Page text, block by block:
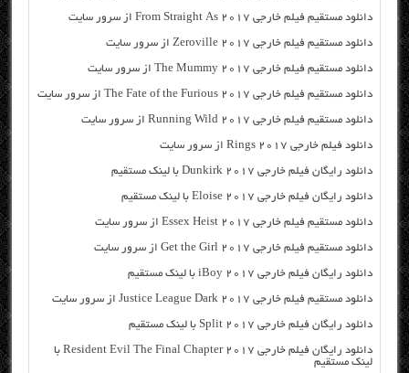
دانلود مستقیم فیلم خارجی From Straight As 2017 از سرور سایت
دانلود مستقیم فیلم خارجی Zeroville 2017 از سرور سایت
دانلود مستقیم فیلم خارجی The Mummy 2017 از سرور سایت
دانلود مستقیم فیلم خارجی The Fate of the Furious 2017 از سرور سایت
دانلود مستقیم فیلم خارجی Running Wild 2017 از سرور سایت
دانلود فیلم خارجی Rings 2017 از سرور سایت
دانلود رایگان فیلم خارجی Dunkirk 2017 با لینک مستقیم
دانلود رایگان فیلم خارجی Eloise 2017 با لینک مستقیم
دانلود مستقیم فیلم خارجی Essex Heist 2017 از سرور سایت
دانلود مستقیم فیلم خارجی Get the Girl 2017 از سرور سایت
دانلود رایگان فیلم خارجی iBoy 2017 با لینک مستقیم
دانلود مستقیم فیلم خارجی Justice League Dark 2017 از سرور سایت
دانلود رایگان فیلم خارجی Split 2017 با لینک مستقیم
دانلود رایگان فیلم خارجی Resident Evil The Final Chapter 2017 با
لینک مستقیم